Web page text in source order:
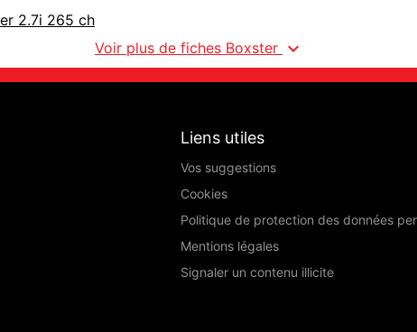
2.7i 265 ch
Voir plus de fiches Boxster expand_more
Liens utiles
Vos suggestions
Cookies
Politique de protection des données
Mentions légales
Signaler un contenu illicite